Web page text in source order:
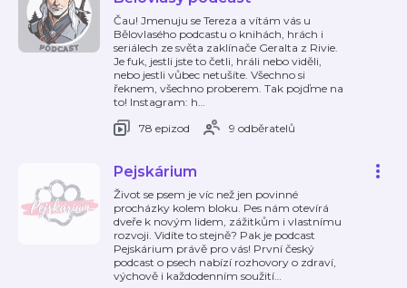
Čau! Jmenuju se Tereza a vítám vás u
Bělovlasého podcastu o knihách, hrách i
seriálech ze světa zaklínače Geralta z Rivie.
Je fuk, jestli jste to četli, hráli nebo viděli,
nebo jestli vůbec netušíte. Všechno si
řeknem, všechno proberem. Tak pojďme na
to! Instagram: h…
78 epizod
9 odběratelů
Pejskárium
Život se psem je víc než jen povinné
procházky kolem bloku. Pes nám otevírá
dveře k novým lidem, zážitkům i vlastnímu
rozvoji. Vidíte to stejně? Pak je podcast
Pejskárium právě pro vás! První český
podcast o psech nabízí rozhovory o zdraví,
výchově i každodenním soužití…